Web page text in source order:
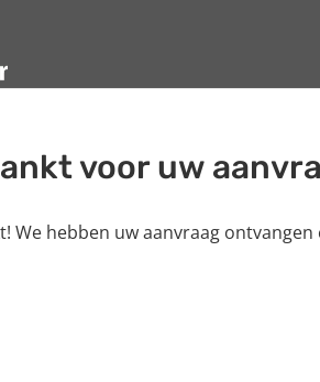
voor uw
We hebben uw aanvraag